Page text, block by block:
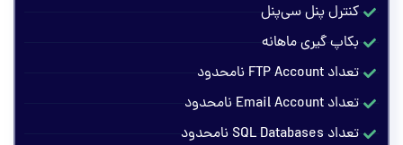
کنترل پنل سی‌پنل
بکاپ گیری ماهانه
تعداد FTP Account نامحدود
تعداد Email Account نامحدود
تعداد SQL Databases نامحدود